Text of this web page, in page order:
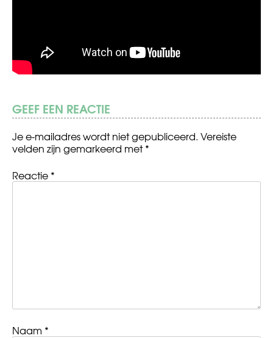
GEEF EEN REACTIE
Je e-mailadres wordt niet gepubliceerd. Vereiste
velden zijn gemarkeerd met*
Reactie *
Naam *